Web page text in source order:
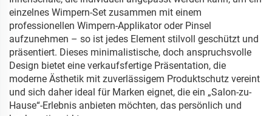
einzelnes Wimpern-Set zusammen mit einem
professionellen Wimpern-Applikator oder Pinsel
aufzunehmen – so ist jedes Element stilvoll geschützt und
präsentiert. Dieses minimalistische, doch anspruchsvolle
Design bietet eine verkaufsfertige Präsentation, die
moderne Ästhetik mit zuverlässigem Produktschutz vereint
und sich daher ideal für Marken eignet, die ein „Salon-zu-
Hause“-Erlebnis anbieten möchten, das persönlich und